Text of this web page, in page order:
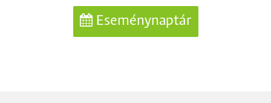
Eseménynaptár